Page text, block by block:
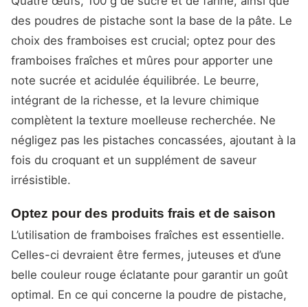
des poudres de pistache sont la base de la pâte. Le
choix des framboises est crucial; optez pour des
framboises fraîches et mûres pour apporter une
note sucrée et acidulée équilibrée. Le beurre,
intégrant de la richesse, et la levure chimique
complètent la texture moelleuse recherchée. Ne
négligez pas les pistaches concassées, ajoutant à la
fois du croquant et un supplément de saveur
irrésistible.
Optez pour des produits frais et de saison
L’utilisation de framboises fraîches est essentielle.
Celles-ci devraient être fermes, juteuses et d’une
belle couleur rouge éclatante pour garantir un goût
optimal. En ce qui concerne la poudre de pistache,